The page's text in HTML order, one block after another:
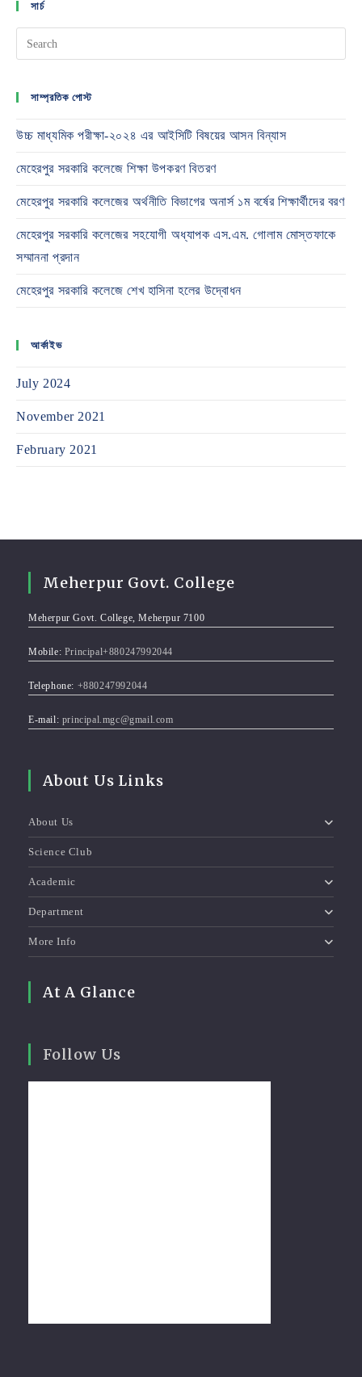
সার্চ
সাম্প্রতিক পোস্ট
উচ্চ মাধ্যমিক পরীক্ষা-২০২৪ এর আইসিটি বিষয়ের আসন বিন্যাস
মেহেরপুর সরকারি কলেজে শিক্ষা উপকরণ বিতরণ
মেহেরপুর সরকারি কলেজের অর্থনীতি বিভাগের অনার্স ১ম বর্ষের শিক্ষার্থীদের বরণ
মেহেরপুর সরকারি কলেজের সহযোগী অধ্যাপক এস.এম. গোলাম মোস্তফাকে
সম্মাননা প্রদান
মেহেরপুর সরকারি কলেজে শেখ হাসিনা হলের উদ্বোধন
আর্কাইভ
July 2024
November 2021
February 2021
Meherpur Govt. College
Meherpur Govt. College, Meherpur 7100
Mobile: Principal+880247992044
Telephone: +880247992044
E-mail: principal.mgc@gmail.com
About Us Links
About Us
Science Club
Academic
Department
More Info
At A Glance
Follow Us